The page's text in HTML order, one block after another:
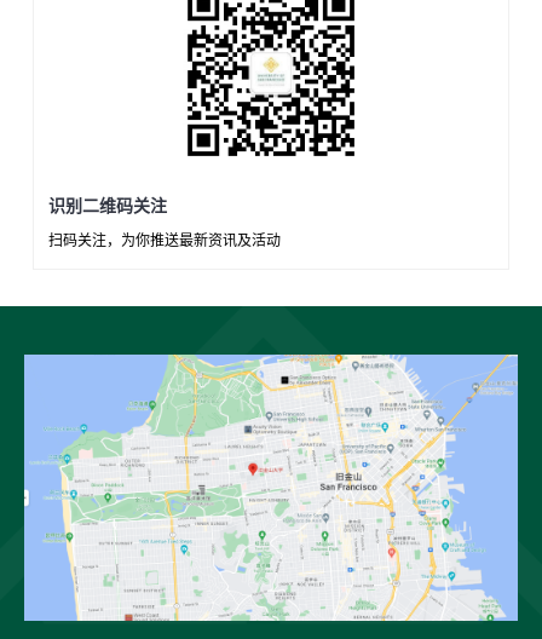
识别二维码关注
扫码关注，为你推送最新资讯及活动